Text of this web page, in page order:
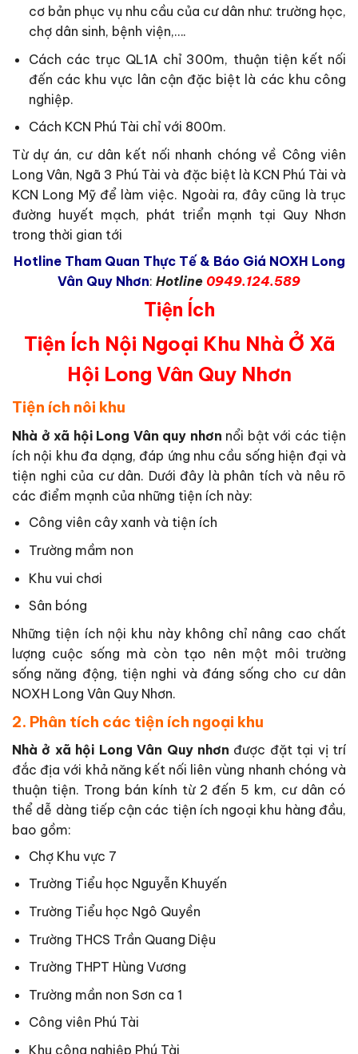
cơ bản phục vụ nhu cầu của cư dân như: trường học,
chợ dân sinh, bệnh viện,….
Cách các trục QL1A chỉ 300m, thuận tiện kết nối
đến các khu vực lân cận đặc biệt là các khu công
nghiệp.
Cách KCN Phú Tài chỉ với 800m.
Từ dự án, cư dân kết nối nhanh chóng về Công viên
Long Vân, Ngã 3 Phú Tài và đặc biệt là KCN Phú Tài và
KCN Long Mỹ để làm việc. Ngoài ra, đây cũng là trục
đường huyết mạch, phát triển mạnh tại Quy Nhơn
trong thời gian tới
Hotline Tham Quan Thực Tế & Báo Giá NOXH Long
Vân Quy Nhơn: Hotline 0949.124.589
Tiện Ích
Tiện Ích Nội Ngoại Khu Nhà Ở Xã
Hội Long Vân Quy Nhơn
Tiện ích nôi khu
Nhà ở xã hội Long Vân quy nhơn nổi bật với các tiện
ích nội khu đa dạng, đáp ứng nhu cầu sống hiện đại và
tiện nghi của cư dân. Dưới đây là phân tích và nêu rõ
các điểm mạnh của những tiện ích này:
Công viên cây xanh và tiện ích
Trường mầm non
Khu vui chơi
Sân bóng
Những tiện ích nội khu này không chỉ nâng cao chất
lượng cuộc sống mà còn tạo nên một môi trường
sống năng động, tiện nghi và đáng sống cho cư dân
NOXH Long Vân Quy Nhơn.
2. Phân tích các tiện ích ngoại khu
Nhà ở xã hội Long Vân Quy nhơn được đặt tại vị trí
đắc địa với khả năng kết nối liên vùng nhanh chóng và
thuận tiện. Trong bán kính từ 2 đến 5 km, cư dân có
thể dễ dàng tiếp cận các tiện ích ngoại khu hàng đầu,
bao gồm:
Chợ Khu vực 7
Trường Tiểu học Nguyễn Khuyến
Trường Tiểu học Ngô Quyền
Trường THCS Trần Quang Diệu
Trường THPT Hùng Vương
Trường mần non Sơn ca 1
Công viên Phú Tài
Khu công nghiệp Phú Tài